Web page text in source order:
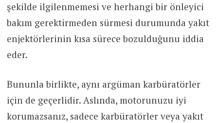
şekilde ilgilenmemesi ve herhangi bir önleyici
bakım gerektirmeden sürmesi durumunda yakıt
enjektörlerinin kısa sürece bozulduğunu iddia
eder.
Bununla birlikte, aynı argüman karbüratörler
için de geçerlidir. Aslında, motorunuzu iyi
korumazsanız, sadece karbüratörler veya yakıt